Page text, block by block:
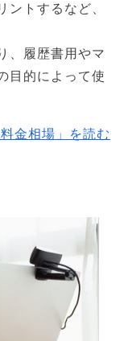
ントするなど、
、履歴書用やマ
目的によって使
金相場」を読む